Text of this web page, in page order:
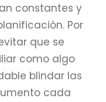
constantes y
Por
que se
como algo
blindar las
cada